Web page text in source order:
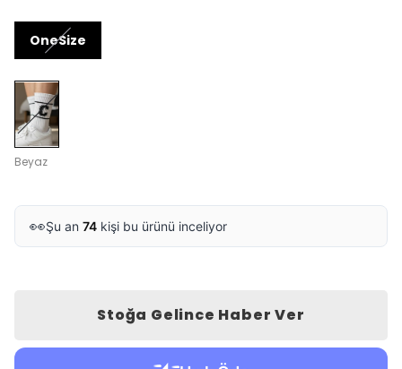
OneSize
Beyaz
👀Şu an 74 kişi bu ürünü inceliyor
Stoğa Gelince Haber Ver